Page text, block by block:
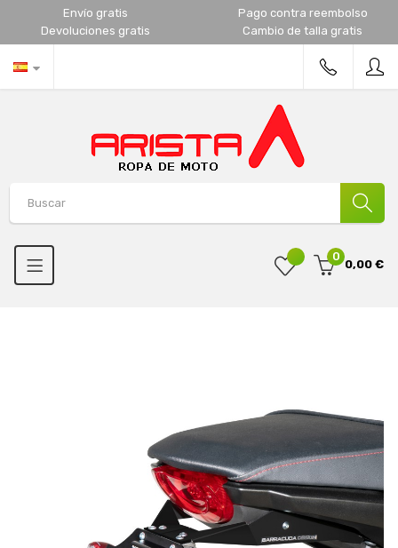
Envío gratis
Pago contra reembolso
Devoluciones gratis
Cambio de talla gratis
0
0,00 €